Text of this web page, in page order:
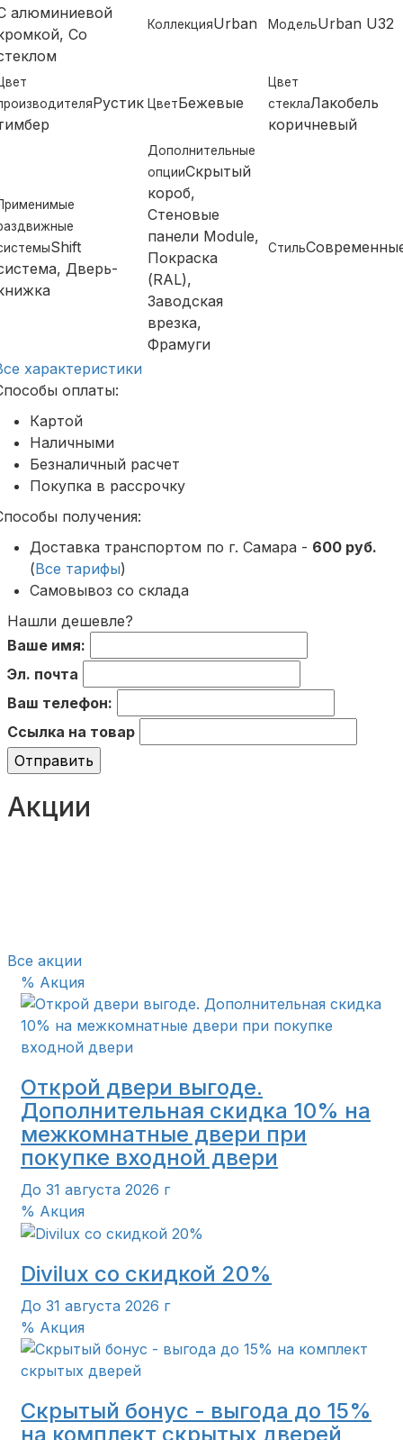
алюминиевой
Со
КоллекцияUrban МодельUrban U32
Рустик ЦветБежевые
Цвет
стеклаЛакобель
коричневый
Shift
Дверь-
Дополнительные
опцииСкрытый
короб,
Стеновые
панели Module,
Покраска
(RAL),
Заводская
врезка,
Фрамуги
Стиль
характеристики
оплаты:
Картой
Наличными
Безналичный расчет
Покупка в рассрочку
получения:
Доставка транспортом по г. Самара - 600 руб.
(Все тарифы)
Самовывоз со склада
Нашли дешевле?
Ваше имя:
Эл. почта
Ваш телефон:
Ссылка на товар
Отправить
Акции
Все акции
% Акция
Открой двери выгоде.
Дополнительная скидка 10% на
межкомнатные двери при
покупке входной двери
До 31 августа 2026 г
% Акция
Divilux со скидкой 20%
До 31 августа 2026 г
% Акция
Скрытый бонус - выгода до 15%
на комплект скрытых дверей